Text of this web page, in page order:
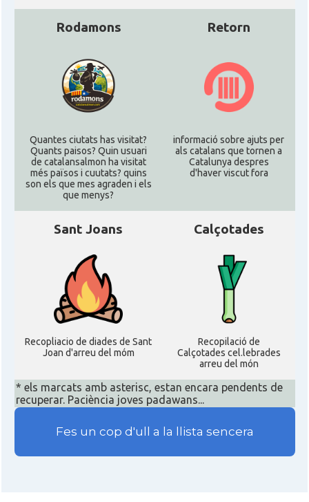
Rodamons
Quantes ciutats has visitat?
Quants paisos? Quin usuari
de catalansalmon ha visitat
més països i cuutats? quins
son els que mes agraden i els
que menys?
Retorn
informació sobre ajuts per
als catalans que tornen a
Catalunya despres
d'haver viscut fora
Sant Joans
Recopliacio de diades de Sant
Joan d'arreu del móm
Calçotades
Recopilació de
Calçotades cel.lebrades
arreu del món
* els marcats amb asterisc, estan encara pendents de
recuperar. Paciència joves padawans...
Fes un cop d'ull a la llista sencera